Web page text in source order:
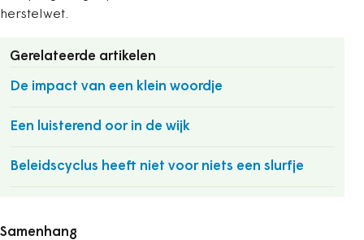
herstelwet.
Gerelateerde artikelen
De impact van een klein woordje
Een luisterend oor in de wijk
Beleidscyclus heeft niet voor niets een slurfje
Samenhang